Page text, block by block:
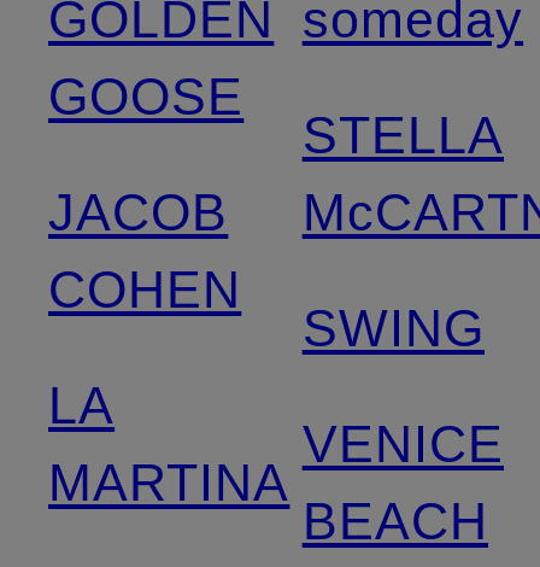
GOLDEN
GOOSE
JACOB
COHEN
LA
MARTINA
someday
STELLA
SWING
VENICE
BEACH